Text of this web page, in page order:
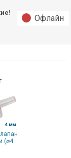
!
Офлайн
(⌀4